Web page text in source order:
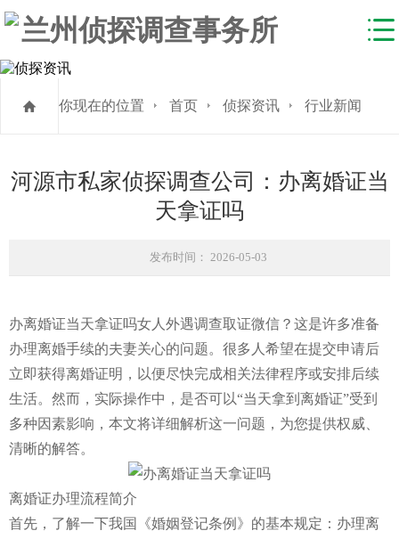
你现在的位置 首页 侦探资讯 行业新闻
河源市私家侦探调查公司：办离婚证当
天拿证吗
发布时间： 2026-05-03
办离婚证当天拿证吗女人外遇调查取证微信 ？这是许多准备
办理离婚手续的夫妻关心的问题。很多人希望在提交申请后
立即获得离婚证明，以便尽快完成相关法律程序或安排后续
生活。然而，实际操作中，是否可以“当天拿到离婚证”受到
多种因素影响，本文将详细解析这一问题，为您提供权威、
清晰的解答。
离婚证办理流程简介
首先，了解一下我国《婚姻登记条例》的基本规定：办理离